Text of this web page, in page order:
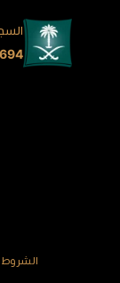
الشروط